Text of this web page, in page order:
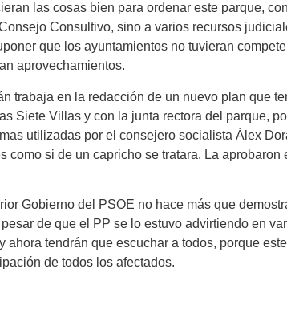
las cosas bien para ordenar este parque,
Consultivo, sino a varios recursos
que los ayuntamientos no tuvieran
aprovechamientos.
trabaja en la redacción de un nuevo plan que
Siete Villas y con la junta rectora del parque,
utilizadas por el consejero socialista Álex
como si de un capricho se tratara. La aprobaron
Gobierno del PSOE no hace más que
de que el PP se lo estuvo advirtiendo en
tendrán que escuchar a todos, porque
de todos los afectados.